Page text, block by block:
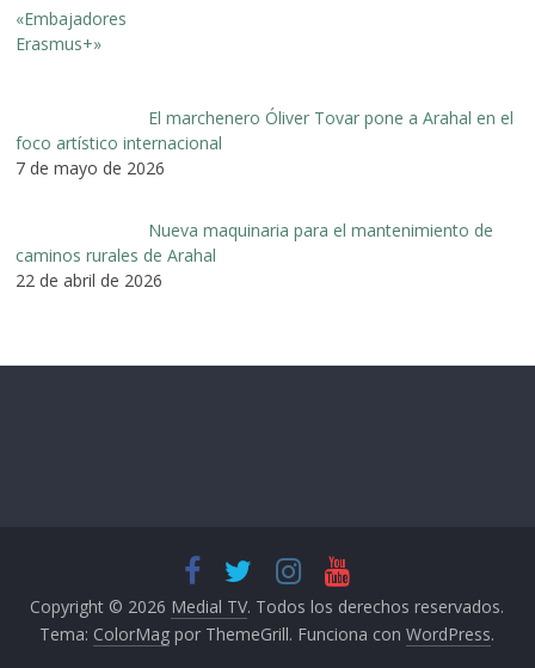
El marchenero Óliver Tovar pone a Arahal en el
foco artístico internacional
7 de mayo de 2026
Nueva maquinaria para el mantenimiento de
caminos rurales de Arahal
22 de abril de 2026
Copyright © 2026 Medial TV. Todos los derechos reservados.
Tema: ColorMag por ThemeGrill. Funciona conWordPress.